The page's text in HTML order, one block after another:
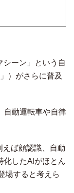
シーン」という自
）がさらに普及
自動運転車や自律
ば顔認識、自動
化したAIがほとん
場すると考えら